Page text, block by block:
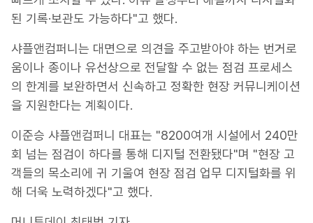
된 기록·보관도 가능하다"고 했다.
샤플앤컴퍼니는 대면으로 의견을 주고받아야 하는 번거로
움이나 종이나 유선상으로 전달할 수 없는 점검 프로세스
의 한계를 보완하면서 신속하고 정확한 현장 커뮤니케이션
을 지원한다는 계획이다.
이준승 샤플앤컴퍼니 대표는 "8200여개 시설에서 240만
회 넘는 점검이 하다를 통해 디지털 전환됐다"며 "현장 고
객들의 목소리에 귀 기울여 현장 점검 업무 디지털화를 위
해 더욱 노력하겠다"고 했다.